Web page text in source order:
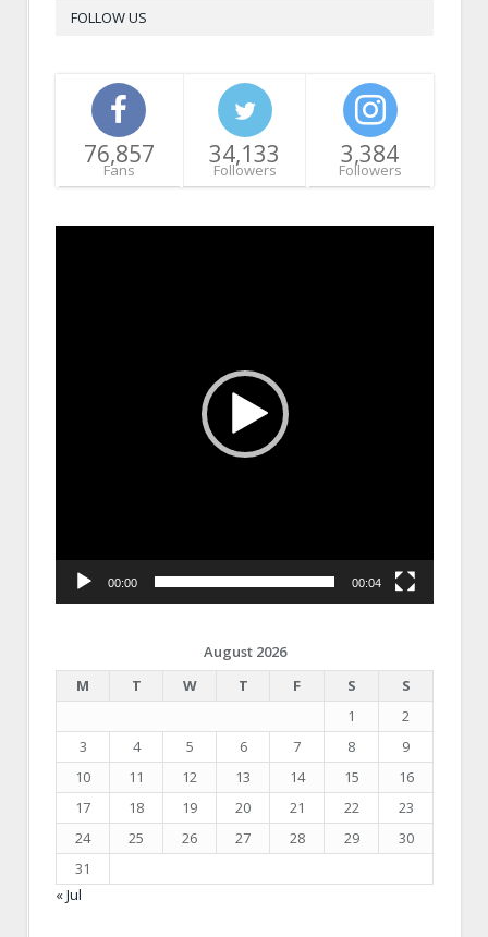
FOLLOW US
76,857
Fans
34,133
Followers
3,384
Followers
00:00 00:04
August 2026
M
T W T F S
S
1
2
3
4 5 6 7 8
9
10
11 12 13 14 15
16
17
18 19 20 21 22
23
24
25 26 27 28 29
30
31
« Jul